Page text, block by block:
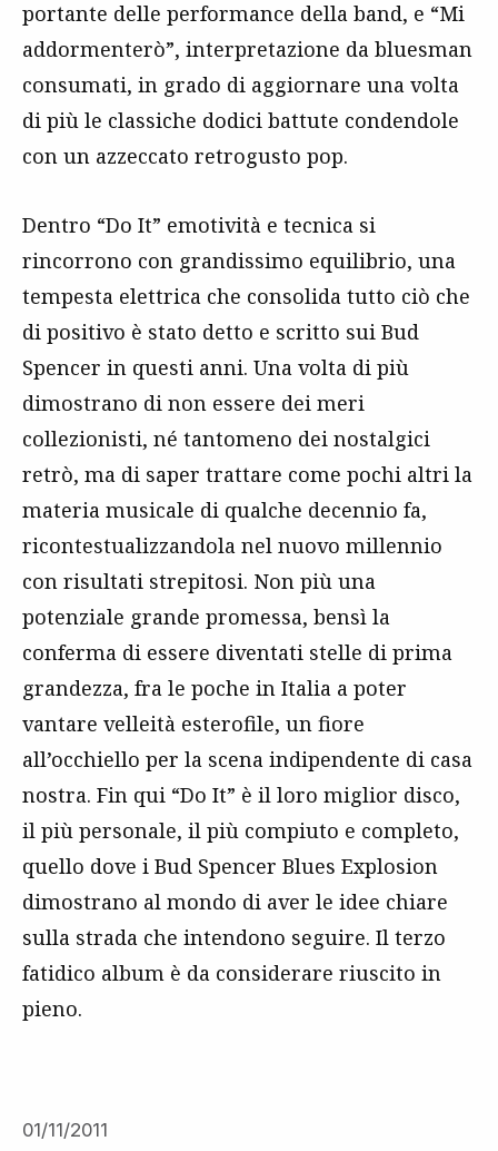
portante delle performance della band, e “Mi
addormenterò”, interpretazione da bluesman
consumati, in grado di aggiornare una volta
di più le classiche dodici battute condendole
con un azzeccato retrogusto pop.
Dentro “Do It” emotività e tecnica si
rincorrono con grandissimo equilibrio, una
tempesta elettrica che consolida tutto ciò che
di positivo è stato detto e scritto sui Bud
Spencer in questi anni. Una volta di più
dimostrano di non essere dei meri
collezionisti, né tantomeno dei nostalgici
retrò, ma di saper trattare come pochi altri la
materia musicale di qualche decennio fa,
ricontestualizzandola nel nuovo millennio
con risultati strepitosi. Non più una
potenziale grande promessa, bensì la
conferma di essere diventati stelle di prima
grandezza, fra le poche in Italia a poter
vantare velleità esterofile, un fiore
all’occhiello per la scena indipendente di casa
nostra. Fin qui “Do It” è il loro miglior disco,
il più personale, il più compiuto e completo,
quello dove i Bud Spencer Blues Explosion
dimostrano al mondo di aver le idee chiare
sulla strada che intendono seguire. Il terzo
fatidico album è da considerare riuscito in
pieno.
01/11/2011